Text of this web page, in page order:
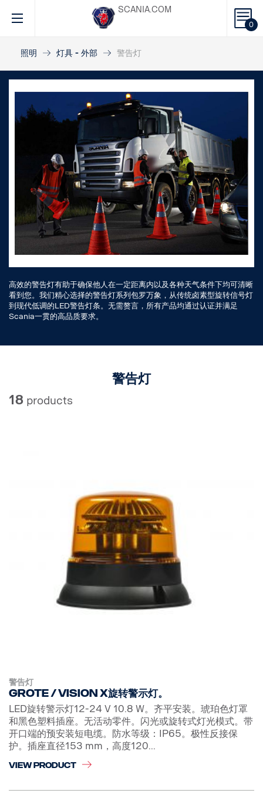
0
SCANIA.COM
照明 灯具 - 外部 警告灯
高效的警告灯有助于确保他人在一定距离内以及各种天气条件下均可清晰
看到您。我们精心选择的警告灯系列包罗万象，从传统卤素型旋转信号灯
到现代低调的LED警告灯条。无需赘言，所有产品均通过认证并满足
Scania一贯的高品质要求。
警告灯
18 products
警告灯
Grote / Vision X旋转警示灯。
LED旋转警示灯12-24 V 10.8 W。齐平安装。琥珀色灯罩
和黑色塑料插座。无活动零件。闪光或旋转式灯光模式。带
开口端的预安装短电缆。防水等级：IP65。极性反接保
护。插座直径153 mm，高度120...
VIEW PRODUCT